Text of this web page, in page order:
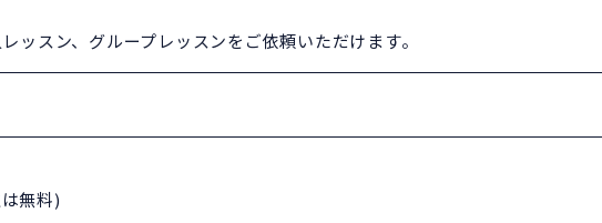
ッスン、グループレッスンをご依頼いただけます。
無料)